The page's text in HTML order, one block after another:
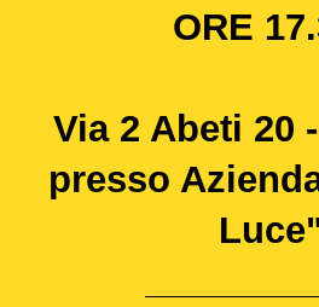
ORE
Via 2 Abeti 20 -
presso